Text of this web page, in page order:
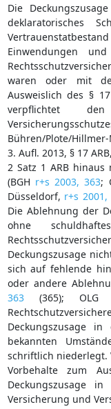
Die
deklaratorisches
Einwendungen
waren oder mit
Ausweislich des §
verpflichtet
Bühren/Plote/
3. Aufl. 2013, § 17
2 Satz 1 ARB
(BGH r+s 2003, 363;
Düsseldorf, r+s 2001,
Die Ablehnung der
ohne
Deckungszusage
sich auf fehlende
oder andere
363(365); OLG
Deckungszusage
bekannten
schriftlich niederlegt.
Vorbehalte zum
Deckungszusage
Versicherung und